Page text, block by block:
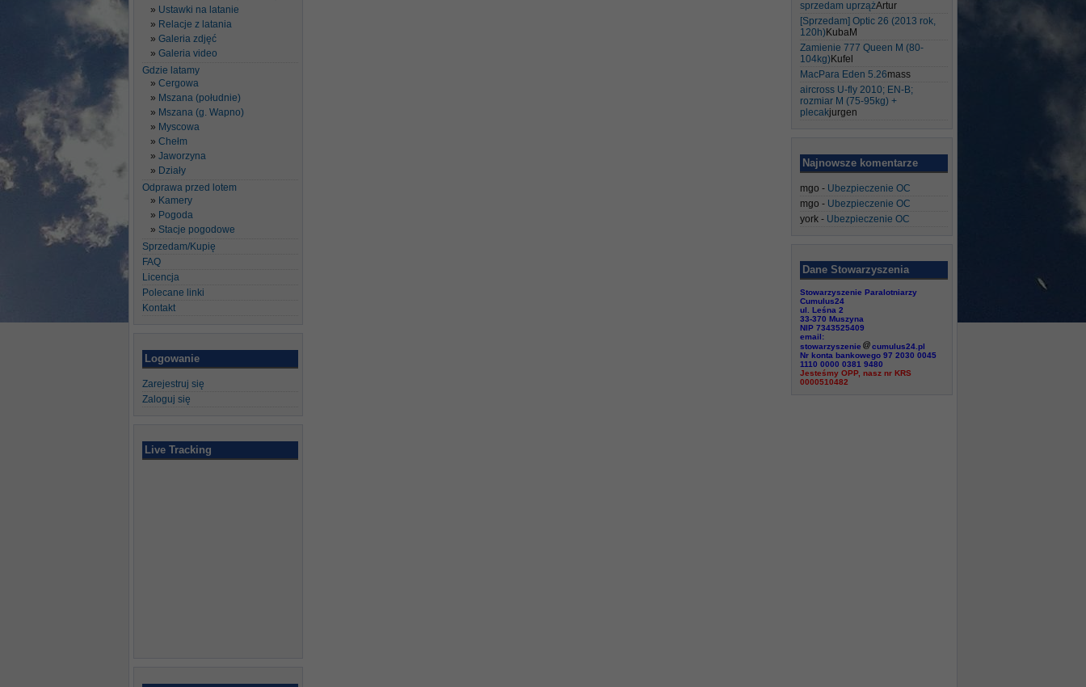
Ustawki na latanie
Relacje z latania
Galeria zdjęć
Galeria video
Gdzie latamy
Cergowa
Mszana (południe)
Mszana (g. Wapno)
Myscowa
Chełm
Jaworzyna
Działy
Odprawa przed lotem
Kamery
Pogoda
Stacje pogodowe
Sprzedam/Kupię
FAQ
Licencja
Polecane linki
Kontakt
Logowanie
Zarejestruj się
Zaloguj się
Live Tracking
sprzedam uprzążArtur
[Sprzedam] Optic 26 (2013 rok,
120h) KubaM
Zamienie 777 Queen M (80-
104kg) Kufel
MacPara Eden 5.26mass
aircross U-fly 2010; EN-B;
rozmiar M (75-95kg) +
plecakjurgen
Najnowsze komentarze
mgo - Ubezpieczenie OC
mgo - Ubezpieczenie OC
york - Ubezpieczenie OC
Dane Stowarzyszenia
Stowarzyszenie Paralotniarzy
Cumulus24
ul. Leśna 2
33-370 Muszyna
NIP 7343525409
email:
stowarzyszenie
cumulus24.pl
Nr konta bankowego 97 2030 0045
1110 0000 0381 9480
Jesteśmy OPP, nasz nr KRS
0000510482